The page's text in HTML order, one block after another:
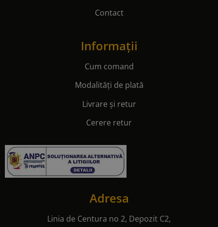
Contact
Informații
Cum comand
Modalități de plată
Livrare și retur
Cerere retur
Adresa
Linia de Centura no 2, Depozit C2,